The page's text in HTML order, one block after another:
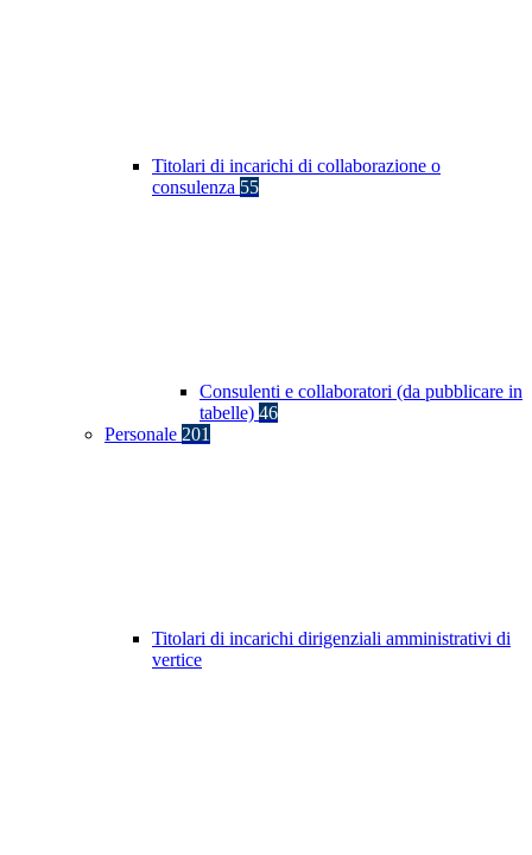
Titolari di incarichi di collaborazione o
consulenza 55
Consulenti e collaboratori (da pubblicare in
tabelle) 46
Personale 201
Titolari di incarichi dirigenziali amministrativi di
vertice